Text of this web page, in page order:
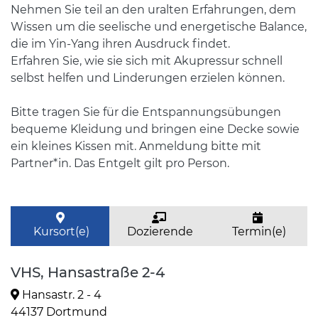
Nehmen Sie teil an den uralten Erfahrungen, dem
Wissen um die seelische und energetische Balance,
die im Yin-Yang ihren Ausdruck findet.
Erfahren Sie, wie sie sich mit Akupressur schnell
selbst helfen und Linderungen erzielen können.
Bitte tragen Sie für die Entspannungsübungen
bequeme Kleidung und bringen eine Decke sowie
ein kleines Kissen mit. Anmeldung bitte mit
Partner*in. Das Entgelt gilt pro Person.
Kursort(e) Dozierende Termin(e)
VHS, Hansastraße 2-4
Hansastr. 2 - 4
44137 Dortmund